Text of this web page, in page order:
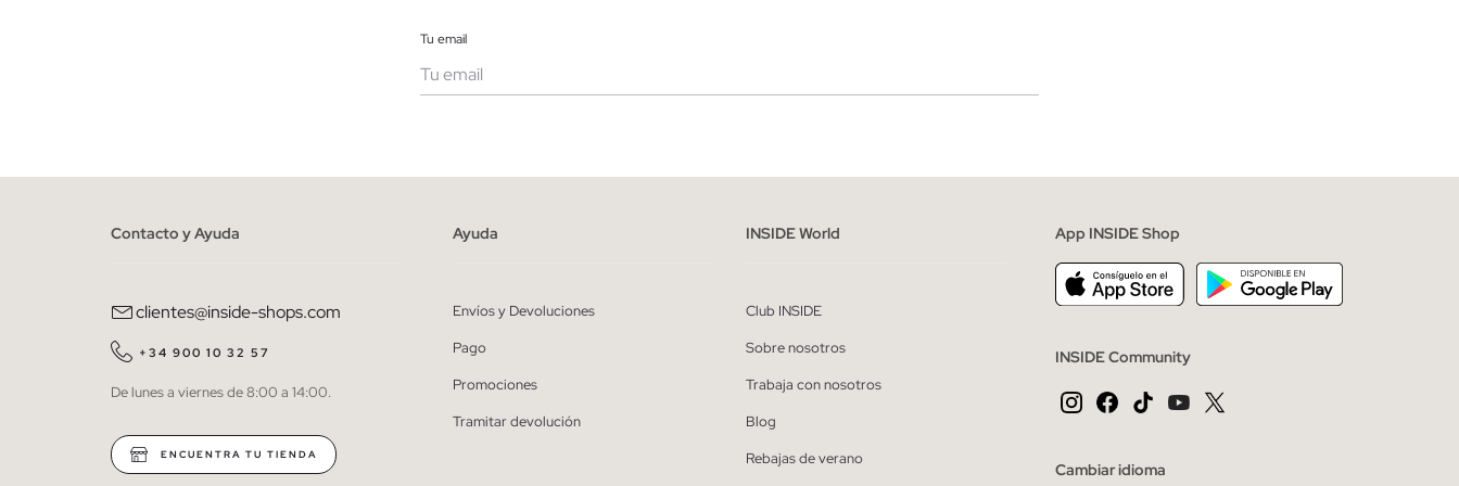
Tu email
* Puedes cancelar la suscripción en cualquier momento.
Contacto y Ayuda
clientes@inside-shops.com
+34 900 10 32 57
De lunes a viernes de 8:00 a 14:00.
ENCUENTRA TU TIENDA
Ayuda
Envíos y Devoluciones
Pago
Promociones
Tramitar devolución
INSIDE World
Club INSIDE
Sobre nosotros
Trabaja con nosotros
Blog
Rebajas de verano
App INSIDE Shop
INSIDE Community
Cambiar idioma